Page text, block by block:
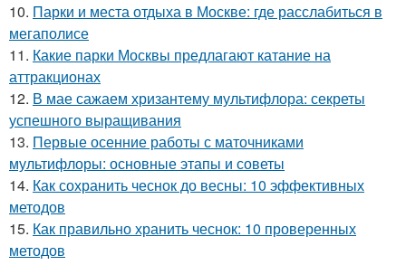
10. Парки и места отдыха в Москве: где расслабиться в
мегаполисе
11. Какие парки Москвы предлагают катание на
аттракционах
12. В мае сажаем хризантему мультифлора: секреты
успешного выращивания
13. Первые осенние работы с маточниками
мультифлоры: основные этапы и советы
14. Как сохранить чеснок до весны: 10 эффективных
методов
15. Как правильно хранить чеснок: 10 проверенных
методов